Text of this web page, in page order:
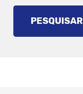
PESQUISAR